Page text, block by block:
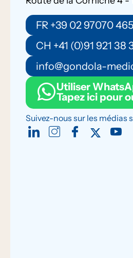
FR +39 02 97070 465
CH +41 (0)91 921 38
info@gondola-
Utiliser
Tapez ici pour
Suivez-nous sur les médias